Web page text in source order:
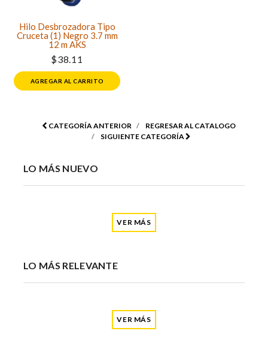
Hilo Desbrozadora Tipo
Cruceta (1) Negro 3.7 mm
12 m AKS
$38.11
AGREGAR AL CARRITO
CATEGORÍA ANTERIOR
REGRESAR AL CATALOGO
SIGUIENTE CATEGORÍA
LO MÁS NUEVO
VER MÁS
LO MÁS RELEVANTE
VER MÁS